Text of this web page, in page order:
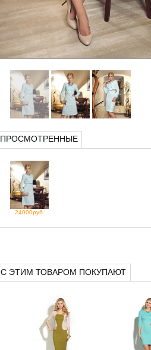
ПРОСМОТРЕННЫЕ
24000руб.
С ЭТИМ ТОВАРОМ ПОКУПАЮТ